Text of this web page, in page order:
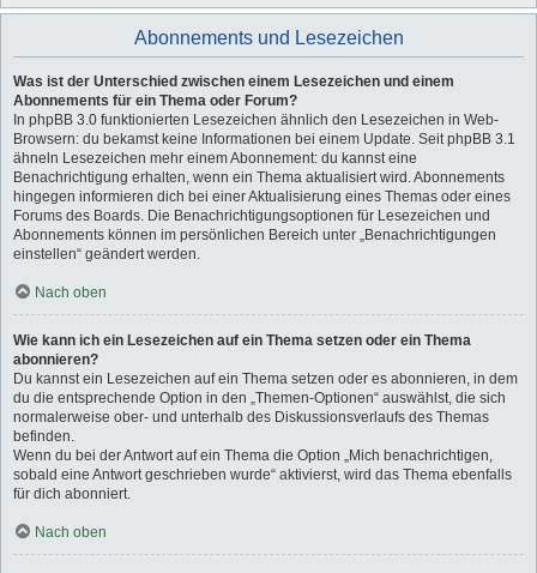
Abonnements und Lesezeichen
Was ist der Unterschied zwischen einem Lesezeichen und einem
Abonnements für ein Thema oder Forum?
In phpBB 3.0 funktionierten Lesezeichen ähnlich den Lesezeichen in Web-
Browsern: du bekamst keine Informationen bei einem Update. Seit phpBB 3.1
ähneln Lesezeichen mehr einem Abonnement: du kannst eine
Benachrichtigung erhalten, wenn ein Thema aktualisiert wird. Abonnements
hingegen informieren dich bei einer Aktualisierung eines Themas oder eines
Forums des Boards. Die Benachrichtigungsoptionen für Lesezeichen und
Abonnements können im persönlichen Bereich unter „Benachrichtigungen
einstellen“ geändert werden.
Nach oben
Wie kann ich ein Lesezeichen auf ein Thema setzen oder ein Thema
abonnieren?
Du kannst ein Lesezeichen auf ein Thema setzen oder es abonnieren, in dem
du die entsprechende Option in den „Themen-Optionen“ auswählst, die sich
normalerweise ober- und unterhalb des Diskussionsverlaufs des Themas
befinden.
Wenn du bei der Antwort auf ein Thema die Option „Mich benachrichtigen,
sobald eine Antwort geschrieben wurde“ aktivierst, wird das Thema ebenfalls
für dich abonniert.
Nach oben